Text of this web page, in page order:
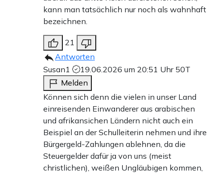
kann man tatsächlich nur noch als wahnhaft
bezeichnen.
21
Antworten
Susan1
19.06.2026 um 20:51 Uhr 50T
Melden
Können sich denn die vielen in unser Land
einreisenden Einwanderer aus arabischen
und afrikansichen Ländern nicht auch ein
Beispiel an der Schulleiterin nehmen und ihre
Bürgergeld-Zahlungen ablehnen, da die
Steuergelder dafür ja von uns (meist
christlichen), weißen Ungläubigen kommen,